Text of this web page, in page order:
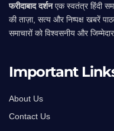
फरीदाबाद दर्शनएक स्वतंत्र हिंदी
की ताज़ा, सत्य और निष्पक्ष खबरें
समाचारों को विश्वसनीय और
Important
About Us
Contact Us